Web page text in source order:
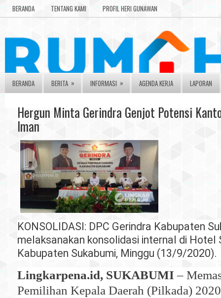
BERANDA TENTANG KAMI PROFIL HERI GUNAWAN
BERANDA BERITA » INFORMASI » AGENDA KERJA LAPORAN
Hergun Minta Gerindra Genjot Potensi
Iman
KONSOLIDASI: DPC Gerindra Kabupaten
melaksanakan konsolidasi internal di Hotel
Kabupaten Sukabumi, Minggu (13/9/2020).
Lingkarpena.id, SUKABUMI –
Pemilihan Kepala Daerah (Pilkada)